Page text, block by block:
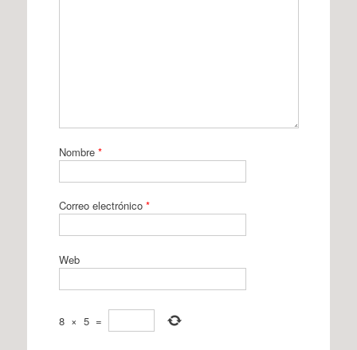
Nombre *
Correo electrónico *
Web
8 × 5 =